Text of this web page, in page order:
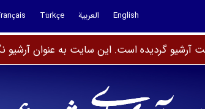
English العربية Türkçe
آرشیو گردیده است. این سایت به عنوان آرشیو